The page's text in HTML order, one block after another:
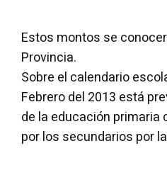
Estos montos se
Provincia.
Sobre el calendario
Febrero del 2013 está
de la educación
por los secundarios por